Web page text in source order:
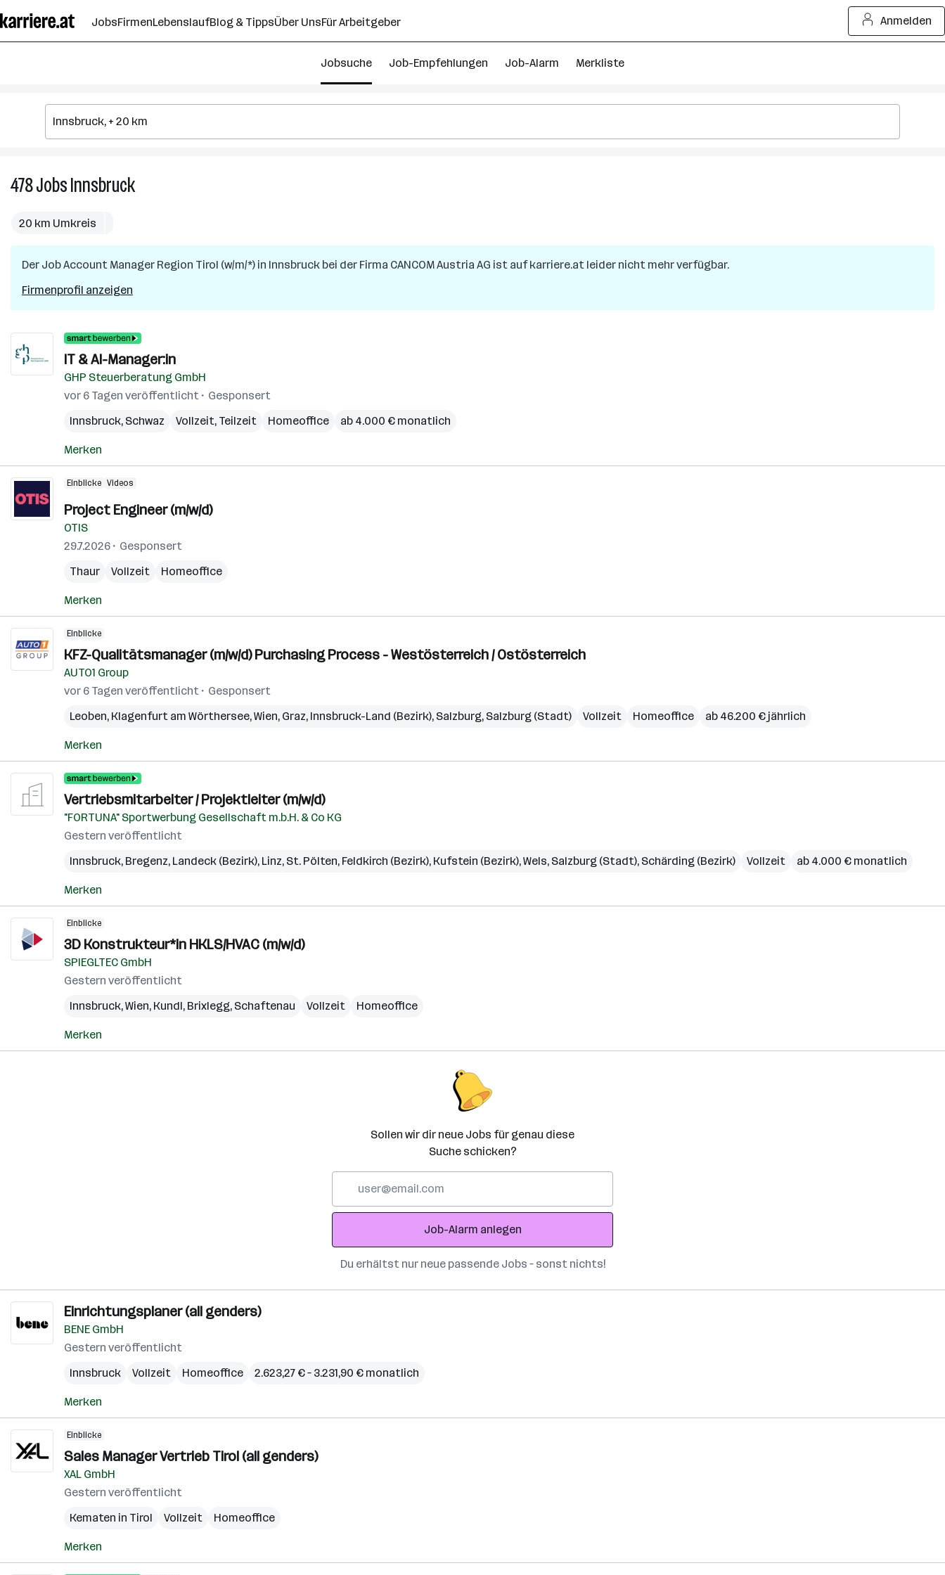
Seiteninhalt
springen
JobsFirmenLebenslaufBlog & TippsÜber UnsFür Arbeitgeber Anmelden
Jobsuche Job-Empfehlungen Job-Alarm Merkliste
478JobsInnsbruck478
20 km Umkreis
Der JobAccount Manager Region Tirol (w/m/*) in Innsbruck bei der Firma CANCOM Austria AG ist auf karriere.at leider nicht mehr verfügbar.
Firmenprofil anzeigen
IT & AI-Manager:in
GHP Steuerberatung GmbH
vor 6 Tagen veröffentlicht
Gesponsert
Innsbruck, Schwaz Vollzeit, Teilzeit Homeoffice ab 4.000 € monatlich
Merken
Einblicke Videos
Project Engineer (m/w/d)
OTIS
29.7.2026
Gesponsert
Thaur
Vollzeit Homeoffice
Merken
Einblicke
KFZ-Qualitätsmanager (m/w/d) Purchasing Process - Westösterreich / Ostösterreich
AUTO1 Group
vor 6 Tagen veröffentlicht
Gesponsert
Leoben, Klagenfurt am Wörthersee,Wien, Graz, Innsbruck-Land (Bezirk), Salzburg, Salzburg (Stadt) Vollzeit Homeoffice ab 46.200 € jährlich
Merken
Vertriebsmitarbeiter / Projektleiter (m/w/d)
"FORTUNA" Sportwerbung Gesellschaft m.b.H. & Co KG
Gestern veröffentlicht
Innsbruck, Bregenz, Landeck (Bezirk), Linz, St. Pölten, Feldkirch (Bezirk), Kufstein (Bezirk),Wels, Salzburg (Stadt), Schärding (Bezirk) Vollzeit ab 4.000 € monatlich
Merken
Einblicke
3D Konstrukteur*in HKLS/HVAC (m/w/d)
SPIEGLTEC GmbH
Gestern veröffentlicht
Innsbruck,Wien, Kundl, Brixlegg, Schaftenau Vollzeit Homeoffice
Merken
Sollen wir dir neue Jobs für genau diese
Suche schicken?
Adresse
Job-Alarm anlegen
Du erhältst nur neue passende Jobs – sonst nichts!
Einrichtungsplaner (all genders)
BENE GmbH
Gestern veröffentlicht
Innsbruck
Vollzeit Homeoffice 2.623,27 € – 3.231,90 € monatlich
Merken
Einblicke
Sales Manager Vertrieb Tirol (all genders)
XAL GmbH
Gestern veröffentlicht
Kematen in Tirol
Vollzeit Homeoffice
Merken